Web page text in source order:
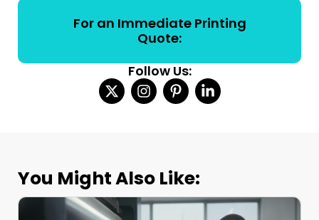
For an Immediate Printing
Quote:
Follow Us:
You Might Also Like: